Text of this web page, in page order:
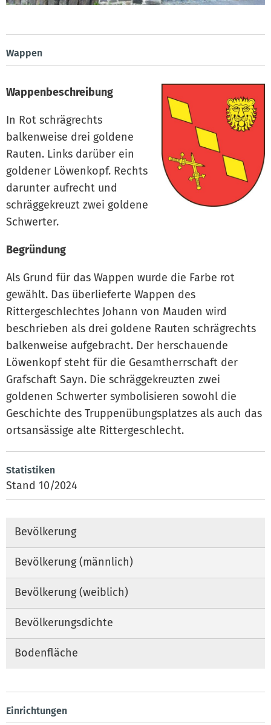
Wappen
Wappenbeschreibung
In Rot schrägrechts
balkenweise drei goldene
Rauten. Links darüber ein
goldener Löwenkopf. Rechts
darunter aufrecht und
schräggekreuzt zwei goldene
Schwerter.
Begründung
Als Grund für das Wappen wurde die Farbe rot
gewählt. Das überlieferte Wappen des
Rittergeschlechtes Johann von Mauden wird
beschrieben als drei goldene Rauten schrägrechts
balkenweise aufgebracht. Der herschauende
Löwenkopf steht für die Gesamtherrschaft der
Grafschaft Sayn. Die schräggekreuzten zwei
goldenen Schwerter symbolisieren sowohl die
Geschichte des Truppenübungsplatzes als auch das
ortsansässige alte Rittergeschlecht.
Statistiken
Stand 10/2024
Bevölkerung
Bevölkerung (männlich)
Bevölkerung (weiblich)
Bevölkerungsdichte
Bodenfläche
Einrichtungen